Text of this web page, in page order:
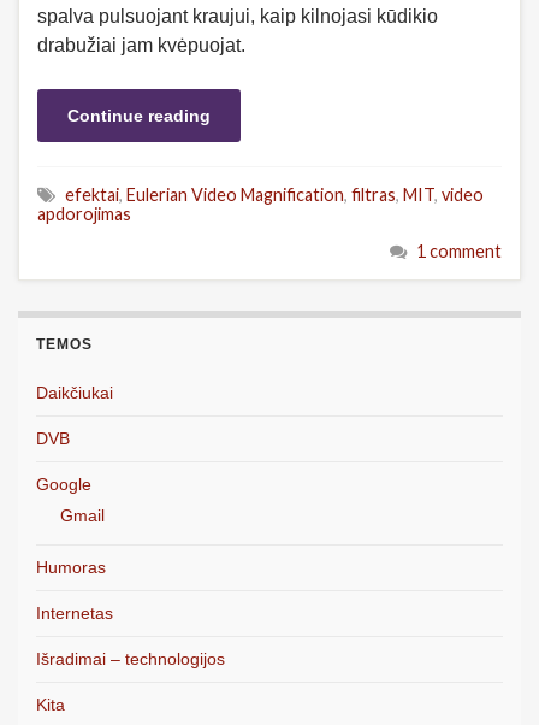
spalva pulsuojant kraujui, kaip kilnojasi kūdikio
drabužiai jam kvėpuojat.
Continue reading
efektai, Eulerian Video Magnification, filtras, MIT, video
apdorojimas
1 comment
TEMOS
Daikčiukai
DVB
Google
Gmail
Humoras
Internetas
Išradimai – technologijos
Kita